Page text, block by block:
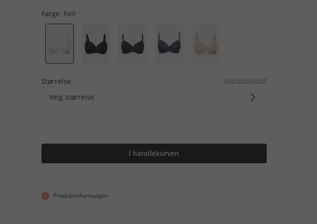
Farge: hvit
Størrelse: Storrelsestabell
Velg størrelse
I handlekurven
Produktinformasjon